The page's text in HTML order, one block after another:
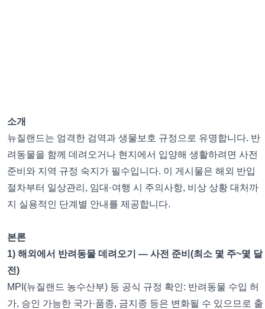
소개
뉴질랜드는 엄격한 검역과 생물보호 규정으로 유명합니다. 반
려동물을 함께 데려오거나 현지에서 입양해 생활하려면 사전
준비와 지역 규정 숙지가 필수입니다. 이 게시물은 해외 반입
절차부터 일상관리, 임대·여행 시 주의사항, 비상 상황 대처까
지 실용적인 단계별 안내를 제공합니다.
본론
1) 해외에서 반려동물 데려오기 — 사전 준비(최소 몇 주~몇 달
전)
MPI(뉴질랜드 농수산부) 등 공식 규정 확인: 반려동물 수입 허
가, 승인 가능한 국가·품종, 금지종 등은 변화될 수 있으므로 출